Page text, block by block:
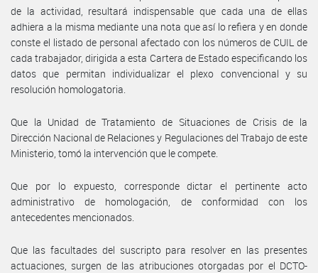
de la actividad, resultará indispensable que cada una de ellas
adhiera a la misma mediante una nota que así lo refiera y en donde
conste el listado de personal afectado con los números de CUIL de
cada trabajador, dirigida a esta Cartera de Estado especificando los
datos que permitan individualizar el plexo convencional y su
resolución homologatoria.
Que la Unidad de Tratamiento de Situaciones de Crisis de la
Dirección Nacional de Relaciones y Regulaciones del Trabajo de este
Ministerio, tomó la intervención que le compete.
Que por lo expuesto, corresponde dictar el pertinente acto
administrativo de homologación, de conformidad con los
antecedentes mencionados.
Que las facultades del suscripto para resolver en las presentes
actuaciones, surgen de las atribuciones otorgadas por el DCTO-